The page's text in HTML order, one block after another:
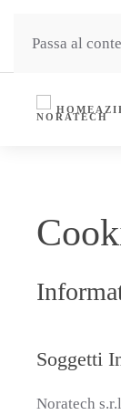
Passa al
HOME
Soggetti
Noratech